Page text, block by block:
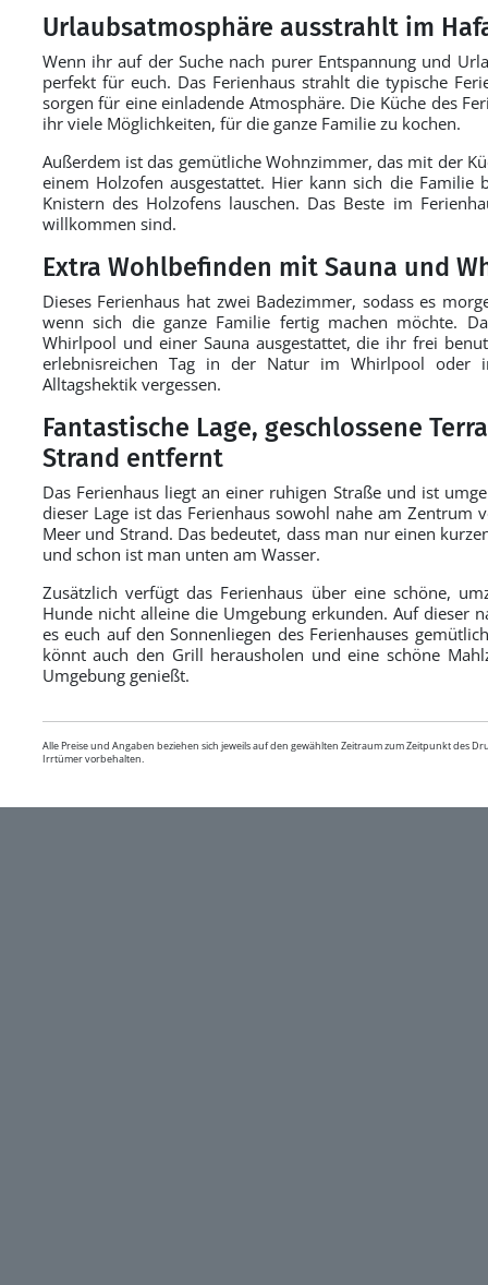
Urlaubsatmosphäre ausstrahlt im
Wenn ihr auf der Suche nach purer Entspannung und
perfekt für euch. Das Ferienhaus strahlt die typische
sorgen für eine einladende Atmosphäre. Die Küche des
ihr viele Möglichkeiten, für die ganze Familie zu kochen.
Außerdem ist das gemütliche Wohnzimmer, das mit der
einem Holzofen ausgestattet. Hier kann sich die
Knistern des Holzofens lauschen. Das Beste im
willkommen sind.
Extra Wohlbefinden mit Sauna und
Dieses Ferienhaus hat zwei Badezimmer, sodass es
wenn sich die ganze Familie fertig machen möchte.
Whirlpool und einer Sauna ausgestattet, die ihr frei
erlebnisreichen Tag in der Natur im Whirlpool oder
Alltagshektik vergessen.
Fantastische Lage, geschlossene
Strand entfernt
Das Ferienhaus liegt an einer ruhigen Straße und ist
dieser Lage ist das Ferienhaus sowohl nahe am Zentrum
Meer und Strand. Das bedeutet, dass man nur einen
und schon ist man unten am Wasser.
Zusätzlich verfügt das Ferienhaus über eine schöne,
Hunde nicht alleine die Umgebung erkunden. Auf dieser
es euch auf den Sonnenliegen des Ferienhauses
könnt auch den Grill herausholen und eine schöne
Umgebung genießt.
Alle Preise und Angaben beziehen sich jeweils auf den gewählten Zeitraum zum Zeitpunkt des
Irrtümer vorbehalten.